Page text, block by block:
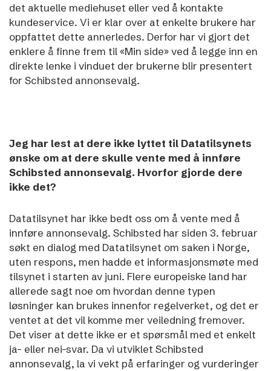
det aktuelle mediehuset eller ved å kontakte
kundeservice. Vi er klar over at enkelte brukere har
oppfattet dette annerledes. Derfor har vi gjort det
enklere å finne frem til «Min side» ved å legge inn en
direkte lenke i vinduet der brukerne blir presentert
for Schibsted annonsevalg.
Jeg har lest at dere ikke lyttet til Datatilsynets
ønske om at dere skulle vente med å innføre
Schibsted annonsevalg. Hvorfor gjorde dere
ikke det?
Datatilsynet har ikke bedt oss om å vente med å
innføre annonsevalg. Schibsted har siden 3. februar
søkt en dialog med Datatilsynet om saken i Norge,
uten respons, men hadde et informasjonsmøte med
tilsynet i starten av juni. Flere europeiske land har
allerede sagt noe om hvordan denne typen
løsninger kan brukes innenfor regelverket, og det er
ventet at det vil komme mer veiledning fremover.
Det viser at dette ikke er et spørsmål med et enkelt
ja- eller nei-svar. Da vi utviklet Schibsted
annonsevalg, la vi vekt på erfaringer og vurderinger